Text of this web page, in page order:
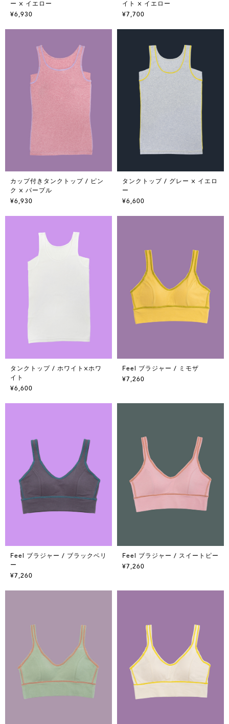
ー × イエロー
¥6,930
イト × イエロー
¥7,700
カップ付きタンクトップ / ピン
ク × パープル
¥6,930
タンクトップ / グレー × イエロ
ー
¥6,600
タンクトップ / ホワイト×ホワ
イト
¥6,600
Feel ブラジャー / ミモザ
¥7,260
Feel ブラジャー / ブラックベリ
ー
¥7,260
Feel ブラジャー / スイートピー
¥7,260